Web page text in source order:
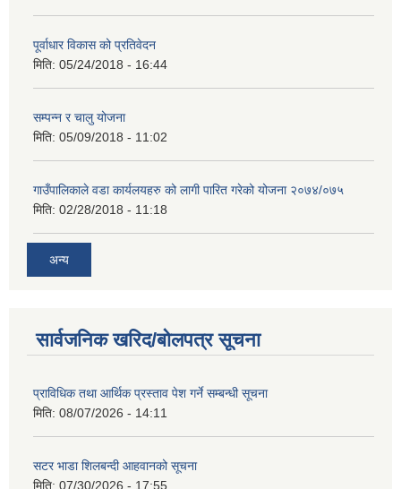
पूर्वाधार विकास को प्रतिवेदन
मिति: 05/24/2018 - 16:44
सम्पन्न र चालु योजना
मिति: 05/09/2018 - 11:02
गाउँपालिकाले वडा कार्यलयहरु को लागी पारित गरेको योजना २०७४/०७५
मिति: 02/28/2018 - 11:18
अन्य
सार्वजनिक खरिद/बोलपत्र सूचना
प्राविधिक तथा आर्थिक प्रस्ताव पेश गर्ने सम्बन्धी सूचना
मिति: 08/07/2026 - 14:11
सटर भाडा शिलबन्दी आहवानको सूचना
मिति: 07/30/2026 - 17:55